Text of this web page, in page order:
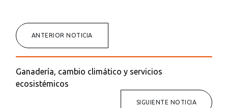
ANTERIOR NOTICIA
Ganadería, cambio climático y servicios
ecosistémicos
SIGUIENTE NOTICIA